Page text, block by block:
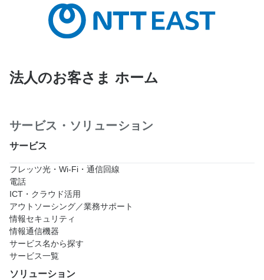
法人のお客さま ホーム
サービス・ソリューション
サービス
フレッツ光・Wi-Fi・通信回線
電話
ICT・クラウド活用
アウトソーシング／業務サポート
情報セキュリティ
情報通信機器
サービス名から探す
サービス一覧
ソリューション